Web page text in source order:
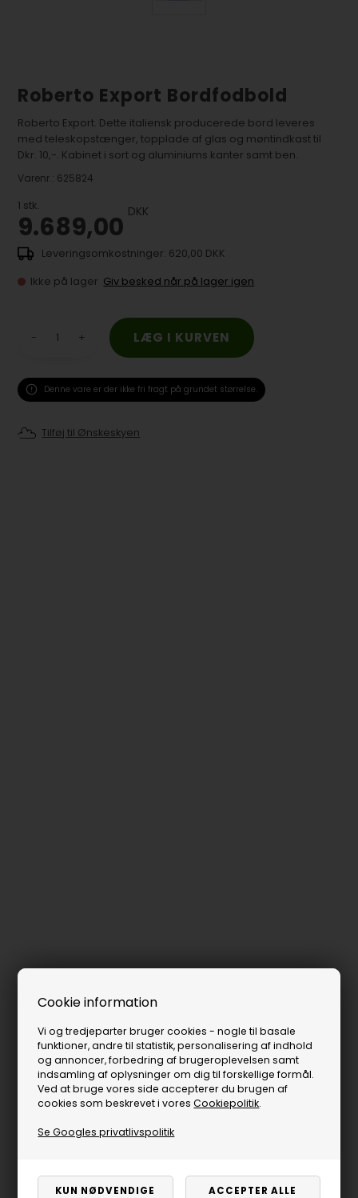
Cookie information
Vi og tredjeparter bruger cookies - nogle til basale
funktioner, andre til statistik, personalisering af indhold
og annoncer, forbedring af brugeroplevelsen samt
indsamling af oplysninger om dig til forskellige formål.
Ved at bruge vores side accepterer du brugen af
cookies som beskrevet i voresCookiepolitik.
Se Googles privatlivspolitik
Roberto Export Bordfodbold
Roberto Export. Dette italiensk producerede bord leveres
med teleskopstænger, topplade af glas og møntindkast til
Dkr. 10,-. Kabinet i sort og aluminiums kanter samt ben.
Varenr.: 625824
1 stk.
9.689,00 DKK
620,00 DKK
Ikke på lager Giv besked når på lager igen
- +
Denne vare er der ikke fri fragt på grundet størrelse.
Tilføj til Ønskeskyen